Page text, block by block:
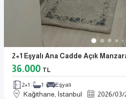
2+1 Eşyalı Ana Cadde Açık
36.000 TL
2+1 1 Eşyalı
Kağıthane, İstanbul 2026/03/